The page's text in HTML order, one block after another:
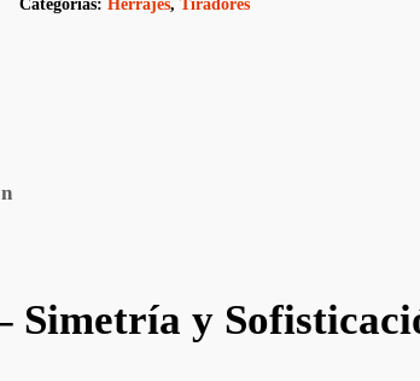
Categorías: Herrajes, Tiradores
Simetría y